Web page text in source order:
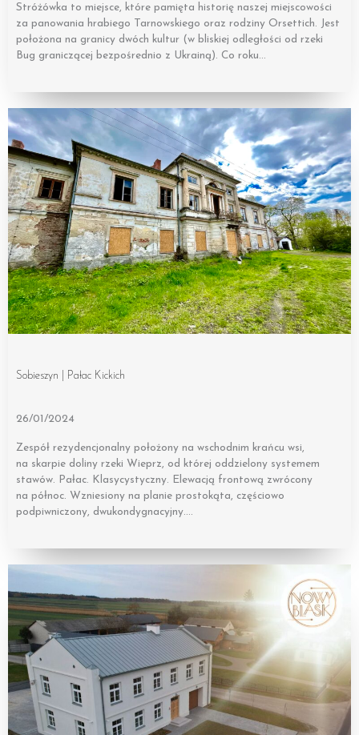
Stróżówka to miejsce, które pamięta historię naszej miejscowości
za panowania hrabiego Tarnowskiego oraz rodziny Orsettich. Jest
położona na granicy dwóch kultur (w bliskiej odległości od rzeki
Bug graniczącej bezpośrednio z Ukrainą). Co roku…
Sobieszyn | Pałac Kickich
26/01/2024
Zespół rezydencjonalny położony na wschodnim krańcu wsi,
na skarpie doliny rzeki Wieprz, od której oddzielony systemem
stawów. Pałac. Klasycystyczny. Elewacją frontową zwrócony
na północ. Wzniesiony na planie prostokąta, częściowo
podpiwniczony, dwukondygnacyjny….